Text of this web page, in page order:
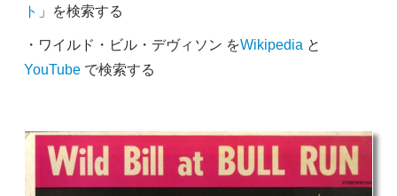
ト 」を検索する
・ワイルド・ビル・デヴィソン をWikipedia と
YouTubeで検索する